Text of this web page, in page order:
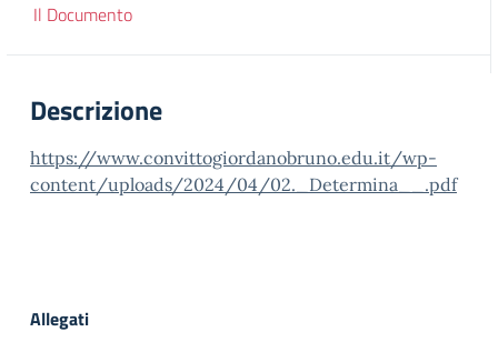
Il Documento
Descrizione
https://www.convittogiordanobruno.edu.it/wp-
content/uploads/2024/04/02._Determina__.pdf
Allegati